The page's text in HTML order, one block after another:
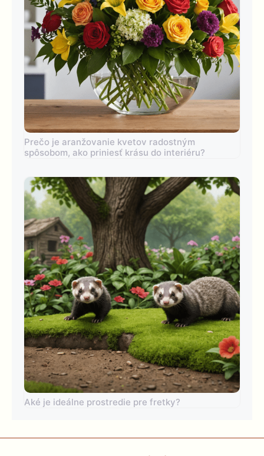
Prečo je aranžovanie kvetov radostným
spôsobom, ako priniesť krásu do interiéru?
Aké je ideálne prostredie pre fretky?